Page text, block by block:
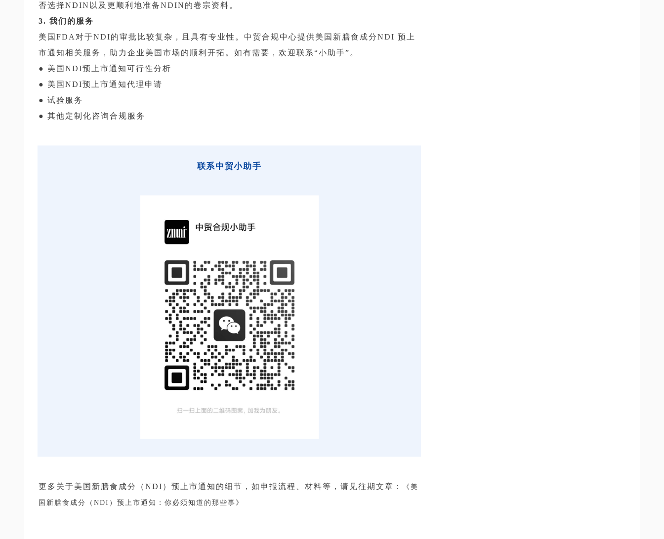
否选择NDIN以及更顺利地准备NDIN的卷宗资料。
3. 我们的服务
美国FDA对于NDI的审批比较复杂，且具有专业性。中贸合规中心提供美国新膳食成分NDI 预上
市通知相关服务，助力企业美国市场的顺利开拓。如有需要，欢迎联系“小助手”。
● 美国NDI预上市通知可行性分析
● 美国NDI预上市通知代理申请
● 试验服务
● 其他定制化咨询合规服务
联系中贸小助手
更多关于美国新膳食成分（NDI）预上市通知的细节，如申报流程、材料等，请见往期文章： 《美
国新膳食成分（NDI）预上市通知：你必须知道的那些事》